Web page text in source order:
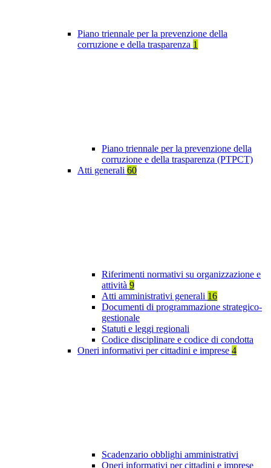
Piano triennale per la prevenzione della
corruzione e della trasparenza 1
Piano triennale per la prevenzione della
corruzione e della trasparenza (PTPCT)
Atti generali 60
Riferimenti normativi su organizzazione e
attività 9
Atti amministrativi generali 16
Documenti di programmazione strategico-
gestionale
Statuti e leggi regionali
Codice disciplinare e codice di condotta
Oneri informativi per cittadini e imprese 4
Scadenzario obblighi amministrativi
Oneri informativi per cittadini e imprese